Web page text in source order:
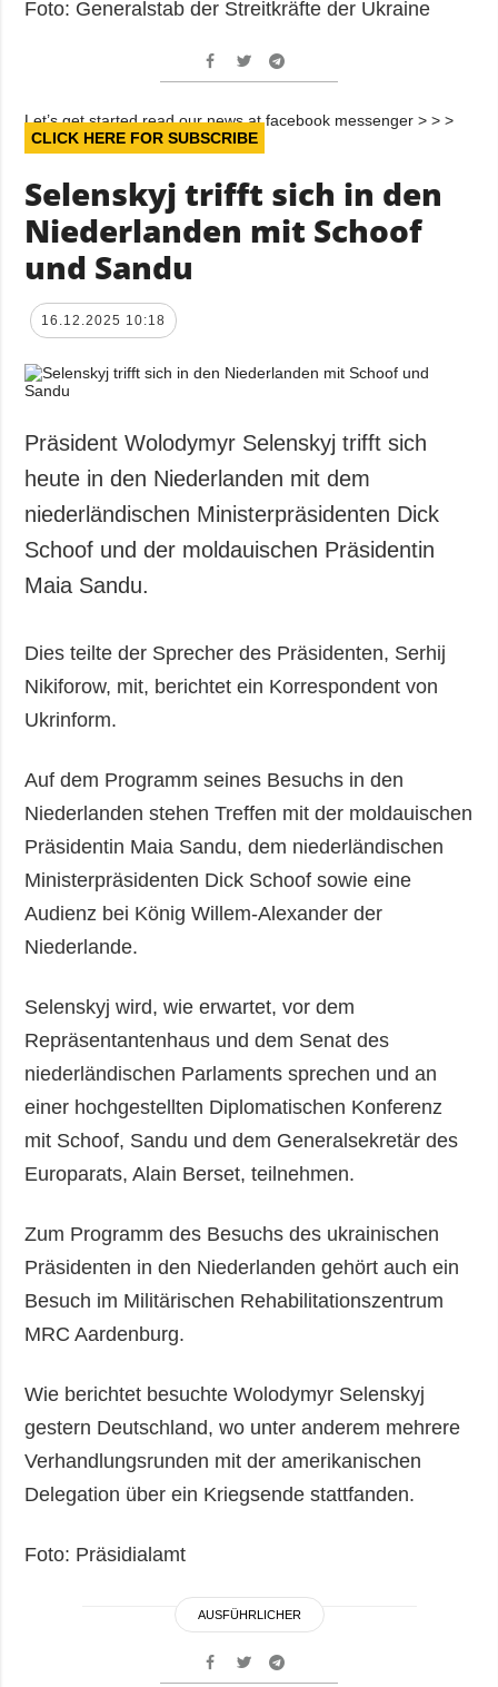
Foto: Generalstab der Streitkräfte der Ukraine
Let’s get started read our news at facebook messenger > > >
CLICK HERE FOR SUBSCRIBE
Selenskyj trifft sich in den
Niederlanden mit Schoof
und Sandu
16.12.2025 10:18
Präsident Wolodymyr Selenskyj trifft sich
heute in den Niederlanden mit dem
niederländischen Ministerpräsidenten Dick
Schoof und der moldauischen Präsidentin
Maia Sandu.
Dies teilte der Sprecher des Präsidenten, Serhij
Nikiforow, mit, berichtet ein Korrespondent von
Ukrinform.
Auf dem Programm seines Besuchs in den
Niederlanden stehen Treffen mit der moldauischen
Präsidentin Maia Sandu, dem niederländischen
Ministerpräsidenten Dick Schoof sowie eine
Audienz bei König Willem-Alexander der
Niederlande.
Selenskyj wird, wie erwartet, vor dem
Repräsentantenhaus und dem Senat des
niederländischen Parlaments sprechen und an
einer hochgestellten Diplomatischen Konferenz
mit Schoof, Sandu und dem Generalsekretär des
Europarats, Alain Berset, teilnehmen.
Zum Programm des Besuchs des ukrainischen
Präsidenten in den Niederlanden gehört auch ein
Besuch im Militärischen Rehabilitationszentrum
MRC Aardenburg.
Wie berichtet besuchte Wolodymyr Selenskyj
gestern Deutschland, wo unter anderem mehrere
Verhandlungsrunden mit der amerikanischen
Delegation über ein Kriegsende stattfanden.
Foto: Präsidialamt
AUSFÜHRLICHER